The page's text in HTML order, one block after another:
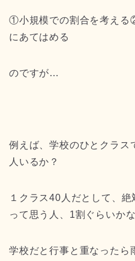
①小規模での割合を考える
にあてはめる
のですが…
例えば、学校のひとクラス
人いるか？
１クラス40人だとして、絶
って思う人、1割ぐらいかな
学校だと行事と重なったら